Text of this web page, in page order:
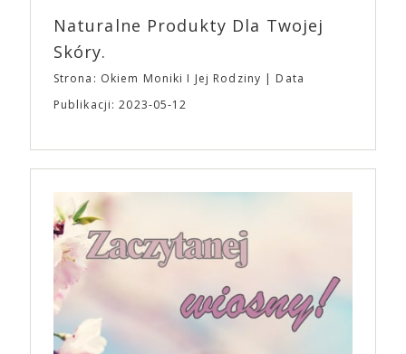
Naturalne Produkty Dla Twojej
Skóry.
Strona: Okiem Moniki I Jej Rodziny
Data
Publikacji: 2023-05-12